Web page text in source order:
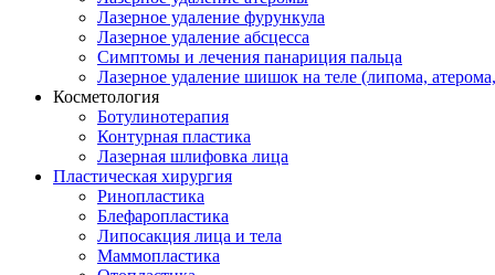
Лазерное удаление фурункула
Лазерное удаление абсцесса
Симптомы и лечения панариция пальца
Лазерное удаление шишок на теле (липома,
Косметология
Ботулинотерапия
Контурная пластика
Лазерная шлифовка лица
Пластическая хирургия
Ринопластика
Блефаропластика
Липосакция лица и тела
Маммопластика